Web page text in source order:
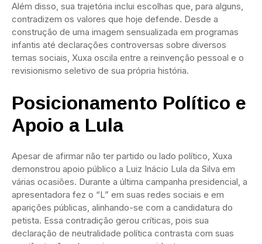
Além disso, sua trajetória inclui escolhas que, para alguns,
contradizem os valores que hoje defende. Desde a
construção de uma imagem sensualizada em programas
infantis até declarações controversas sobre diversos
temas sociais, Xuxa oscila entre a reinvenção pessoal e o
revisionismo seletivo de sua própria história.
Posicionamento Político e
Apoio a Lula
Apesar de afirmar não ter partido ou lado político, Xuxa
demonstrou apoio público a Luiz Inácio Lula da Silva em
várias ocasiões. Durante a última campanha presidencial, a
apresentadora fez o “L” em suas redes sociais e em
aparições públicas, alinhando-se com a candidatura do
petista. Essa contradição gerou críticas, pois sua
declaração de neutralidade política contrasta com suas